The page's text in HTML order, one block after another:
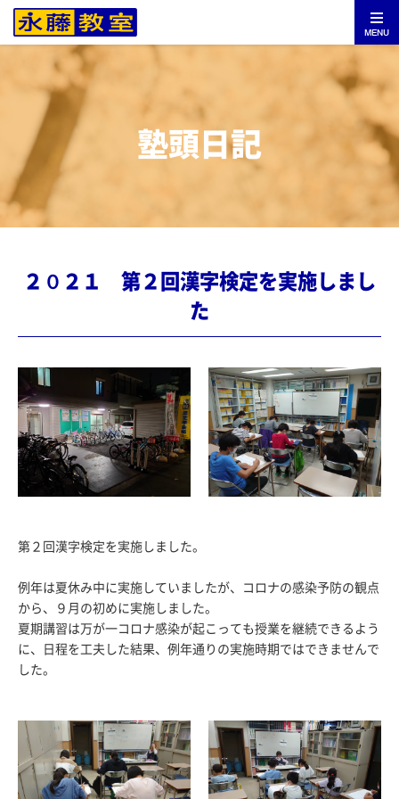
MENU
塾頭日記
２０２１ 第２回漢字検定を実施しまし
た
第２回漢字検定を実施しました。
例年は夏休み中に実施していましたが、コロナの感染予防の観点
から、９月の初めに実施しました。
夏期講習は万が一コロナ感染が起こっても授業を継続できるよう
に、日程を工夫した結果、例年通りの実施時期ではできませんで
した。